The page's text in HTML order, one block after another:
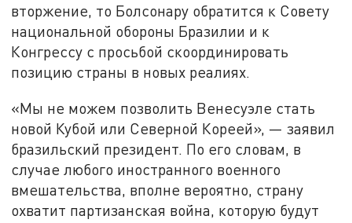
вторжение, то Болсонару обратится к Совету
национальной обороны Бразилии и к
Конгрессу с просьбой скоординировать
позицию страны в новых реалиях.
«Мы не можем позволить Венесуэле стать
новой Кубой или Северной Кореей», — заявил
бразильский президент. По его словам, в
случае любого иностранного военного
вмешательства, вполне вероятно, страну
охватит партизанская война, которую будут